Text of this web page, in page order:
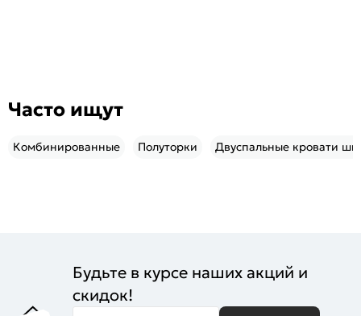
Часто ищут
Комбинированные Полуторки Двуспальные кровати
Будьте в курсе наших акций и
скидок!